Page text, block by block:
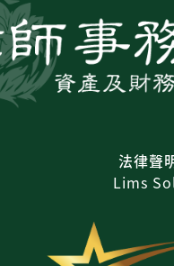
法律聲
Lims